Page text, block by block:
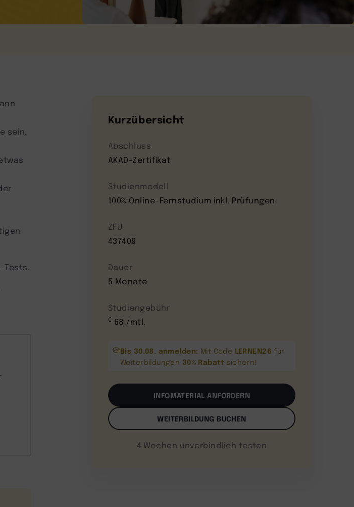
Kurzübersicht
Abschluss
AKAD-Zertifikat
Studienmodell
100% Online-Fernstudium inkl. Prüfungen
ZFU
437409
Dauer
5 Monate
Studiengebühr
€ 68 /mtl.
Bis 30.08. anmelden: Mit Code LERNEN26 für
Weiterbildungen 30% Rabatt sichern!
INFOMATERIAL ANFORDERN
WEITERBILDUNG BUCHEN
4 Wochen unverbindlich testen
sein,